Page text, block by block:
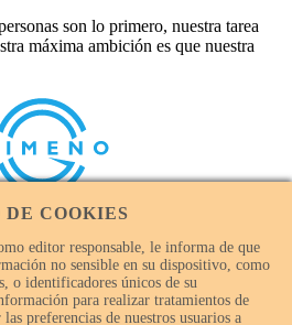
son lo primero, nuestra tarea
máxima ambición es que nuestra
– 2026 - Todos los derechos
DE COOKIES
editor responsable, le informa de que
no sensible en su dispositivo, como
o identificadores únicos de su
para realizar tratamientos de
preferencias de nuestros usuarios a